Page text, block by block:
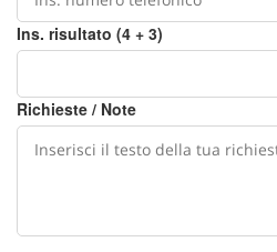
Ins. risultato (4 + 3)
Richieste / Note